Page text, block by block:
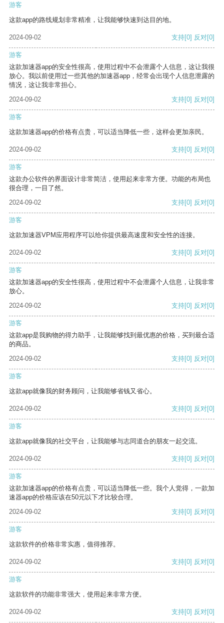
游客
这款app的路线规划非常精准，让我能够快速到达目的地。
2024-09-02 支持[0] 反对[0]
游客
这款加速器app的安全性很高，使用过程中不会泄露个人信息，这让我很
放心。我以前使用过一些其他的加速器app，经常会出现个人信息泄露的
情况，这让我非常担心。
2024-09-02
支持[0] 反对[0]
游客
这款加速器app的价格有点贵，可以适当降低一些，这样会更加亲民。
2024-09-02 支持[0] 反对[0]
游客
这款办公软件的界面设计非常简洁，使用起来非常方便。功能的布局也
很合理，一目了然。
2024-09-02
支持[0] 反对[0]
游客
这款加速器VPM应用程序可以给你提供最高速度和安全性的连接。
2024-09-02 支持[0] 反对[0]
游客
这款加速器app的安全性很高，使用过程中不会泄露个人信息，让我非常
放心。
2024-09-02
支持[0] 反对[0]
游客
这款app是我购物的得力助手，让我能够找到最优惠的价格，买到最合适
的商品。
2024-09-02
支持[0] 反对[0]
游客
这款app就像我的财务顾问，让我能够省钱又省心。
2024-09-02 支持[0] 反对[0]
游客
这款app就像我的社交平台，让我能够与志同道合的朋友一起交流。
2024-09-02 支持[0] 反对[0]
游客
这款加速器app的价格有点贵，可以适当降低一些。我个人觉得，一款加
速器app的价格应该在50元以下才比较合理。
2024-09-02
支持[0] 反对[0]
游客
这款软件的价格非常实惠，值得推荐。
2024-09-02 支持[0] 反对[0]
游客
这款软件的功能非常强大，使用起来非常方便。
2024-09-02 支持[0] 反对[0]